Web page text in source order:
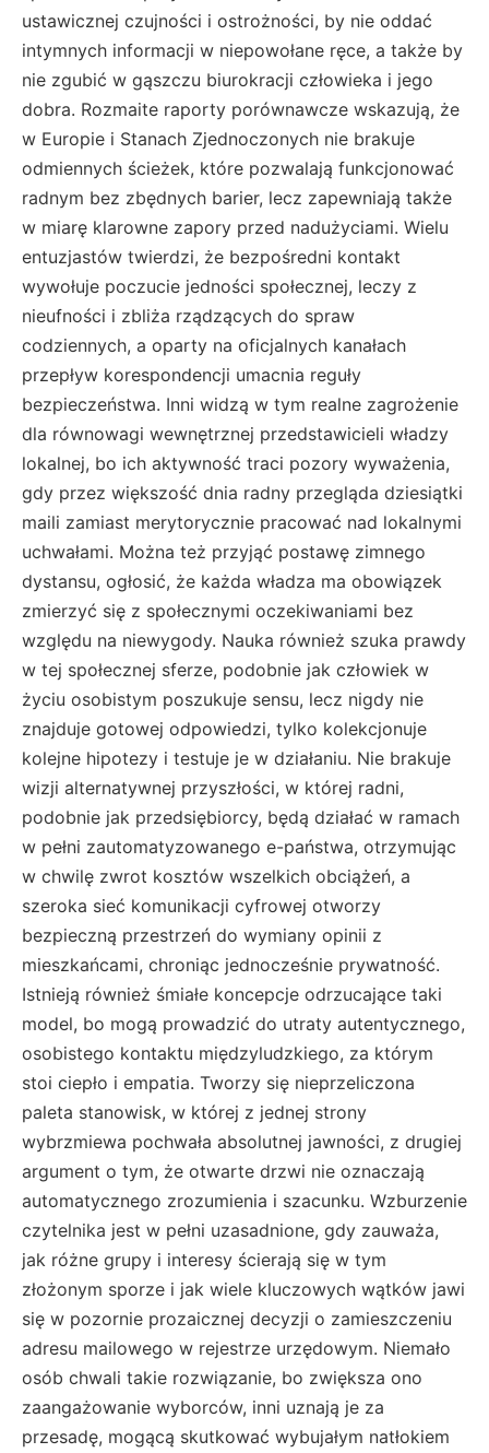
ustawicznej czujności i ostrożności, by nie oddać
intymnych informacji w niepowołane ręce, a także by
nie zgubić w gąszczu biurokracji człowieka i jego
dobra. Rozmaite raporty porównawcze wskazują, że
w Europie i Stanach Zjednoczonych nie brakuje
odmiennych ścieżek, które pozwalają funkcjonować
radnym bez zbędnych barier, lecz zapewniają także
w miarę klarowne zapory przed nadużyciami. Wielu
entuzjastów twierdzi, że bezpośredni kontakt
wywołuje poczucie jedności społecznej, leczy z
nieufności i zbliża rządzących do spraw
codziennych, a oparty na oficjalnych kanałach
przepływ korespondencji umacnia reguły
bezpieczeństwa. Inni widzą w tym realne zagrożenie
dla równowagi wewnętrznej przedstawicieli władzy
lokalnej, bo ich aktywność traci pozory wyważenia,
gdy przez większość dnia radny przegląda dziesiątki
maili zamiast merytorycznie pracować nad lokalnymi
uchwałami. Można też przyjąć postawę zimnego
dystansu, ogłosić, że każda władza ma obowiązek
zmierzyć się z społecznymi oczekiwaniami bez
względu na niewygody. Nauka również szuka prawdy
w tej społecznej sferze, podobnie jak człowiek w
życiu osobistym poszukuje sensu, lecz nigdy nie
znajduje gotowej odpowiedzi, tylko kolekcjonuje
kolejne hipotezy i testuje je w działaniu. Nie brakuje
wizji alternatywnej przyszłości, w której radni,
podobnie jak przedsiębiorcy, będą działać w ramach
w pełni zautomatyzowanego e-państwa, otrzymując
w chwilę zwrot kosztów wszelkich obciążeń, a
szeroka sieć komunikacji cyfrowej otworzy
bezpieczną przestrzeń do wymiany opinii z
mieszkańcami, chroniąc jednocześnie prywatność.
Istnieją również śmiałe koncepcje odrzucające taki
model, bo mogą prowadzić do utraty autentycznego,
osobistego kontaktu międzyludzkiego, za którym
stoi ciepło i empatia. Tworzy się nieprzeliczona
paleta stanowisk, w której z jednej strony
wybrzmiewa pochwała absolutnej jawności, z drugiej
argument o tym, że otwarte drzwi nie oznaczają
automatycznego zrozumienia i szacunku. Wzburzenie
czytelnika jest w pełni uzasadnione, gdy zauważa,
jak różne grupy i interesy ścierają się w tym
złożonym sporze i jak wiele kluczowych wątków jawi
się w pozornie prozaicznej decyzji o zamieszczeniu
adresu mailowego w rejestrze urzędowym. Niemało
osób chwali takie rozwiązanie, bo zwiększa ono
zaangażowanie wyborców, inni uznają je za
przesadę, mogącą skutkować wybujałym natłokiem